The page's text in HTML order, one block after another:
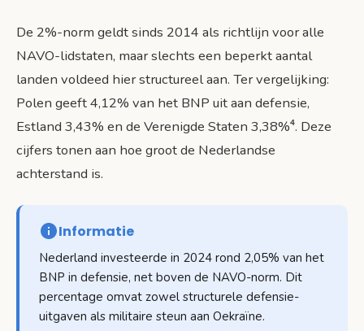
De 2%-norm geldt sinds 2014 als richtlijn voor alle
NAVO-lidstaten, maar slechts een beperkt aantal
landen voldeed hier structureel aan. Ter vergelijking:
Polen geeft 4,12% van het BNP uit aan defensie,
Estland 3,43% en de Verenigde Staten 3,38%⁴. Deze
cijfers tonen aan hoe groot de Nederlandse
achterstand is.
Informatie
Nederland investeerde in 2024 rond 2,05% van het
BNP in defensie, net boven de NAVO-norm. Dit
percentage omvat zowel structurele defensie-
uitgaven als militaire steun aan Oekraïne.